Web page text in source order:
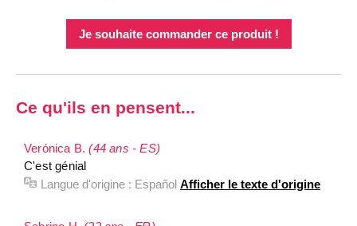
Je souhaite commander ce produit !
Ce qu'ils en pensent...
Verónica B.(44 ans - ES)
C'est génial
Langue d'origine : Español Afficher le texte d'origine